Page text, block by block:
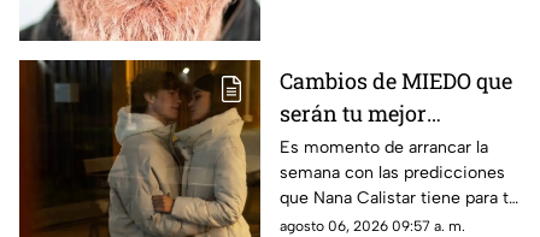
Cambios de MIEDO que
serán tu mejor
BENEFICIO: Esto
destaca Nana Calistar
HOY en el horóscopo
Es momento de arrancar la
semana con las predicciones
que Nana Calistar tiene para tu
horóscopo hoy 6 de agosto de
agosto 06, 2026 09:57 a. m.